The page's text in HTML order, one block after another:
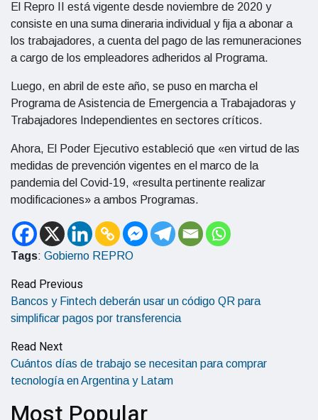
El Repro II está vigente desde noviembre de 2020 y
consiste en una suma dineraria individual y fija a abonar a
los trabajadores, a cuenta del pago de las remuneraciones
a cargo de los empleadores adheridos al Programa.
Luego, en abril de este año, se puso en marcha el
Programa de Asistencia de Emergencia a Trabajadoras y
Trabajadores Independientes en sectores críticos.
Ahora, El Poder Ejecutivo estableció que «en virtud de las
medidas de prevención vigentes en el marco de la
pandemia del Covid-19, «resulta pertinente realizar
modificaciones» a ambos Programas.
Tags: Gobierno REPRO
Read Previous
Bancos y Fintech deberán usar un código QR para
simplificar pagos por transferencia
Read Next
Cuántos días de trabajo se necesitan para comprar
tecnología en Argentina y Latam